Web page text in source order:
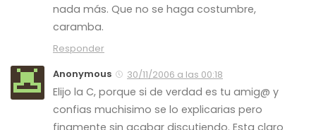
nada más. Que no se haga costumbre,
caramba.
Responder
Anonymous
30/11/2006 a las 00:18
Elijo la C, porque si de verdad es tu amig@ y
confias muchisimo se lo explicarias pero